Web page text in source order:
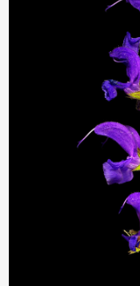
THIS SEARCH BAR
WEBSITE! NON-